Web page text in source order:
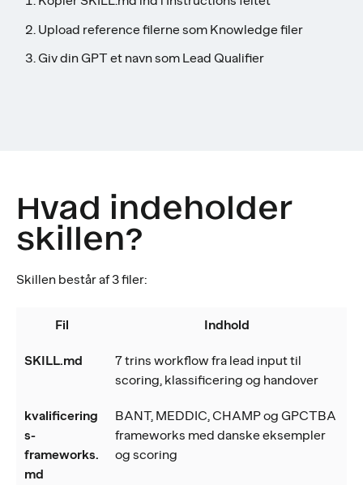
Upload reference filerne som Knowledge filer
Giv din GPT et navn som Lead Qualifier
Hvad indeholder
skillen?
Skillen består af 3 filer:
Fil Indhold
SKILL.md
7 trins workflow fra lead input til
scoring, klassificering og handover
kvalificering
s-
frameworks.
md
BANT, MEDDIC, CHAMP og GPCTBA
frameworks med danske eksempler
og scoring